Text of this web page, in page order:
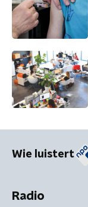
Wie luistert
Radio